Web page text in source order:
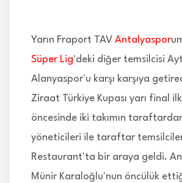
Yarın Fraport TAV Antalyaspor
Süper Lig'deki diğer temsilcisi
Alanyaspor'u karşı karşıya
Ziraat Türkiye Kupası yarı final ilk
öncesinde iki takımın
yöneticileri ile taraftar
Restaurant'ta bir araya geldi.
Münir Karaloğlu'nun öncülük